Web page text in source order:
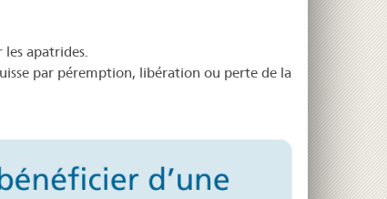
apatrides.
par péremption, libération ou perte de la